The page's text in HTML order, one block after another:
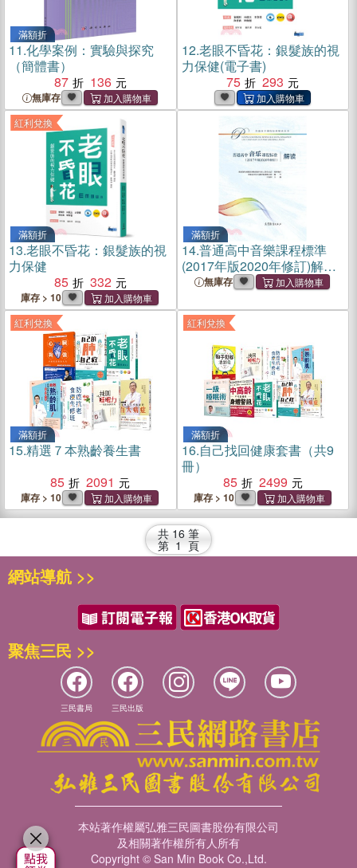
滿額折
11.化學案例：實驗與探究
（簡體書）
87
136
無庫存
12.老眼不昏花：銀髮族的視
力保健(電子書)
75
293
紅利兌換
滿額折
13.老眼不昏花：銀髮族的視
力保健
85
332
庫存 > 10
滿額折
14.普通高中音樂課程標準
(2017年版2020年修訂)解讀
（簡體書）
無庫存
紅利兌換
滿額折
15.精選７本熟齡養生書
85
2091
庫存 > 10
紅利兌換
滿額折
16.自己找回健康套書（共9
冊）
85
2499
庫存 > 10
共 16 筆
第 1 頁
網站導航 >>
聚焦三民 >>
三民書局 三民出版
本站著作權屬弘雅三民圖書股份有限公司
及相關著作權所有人所有
Copyright © San Min Book Co.,Ltd.